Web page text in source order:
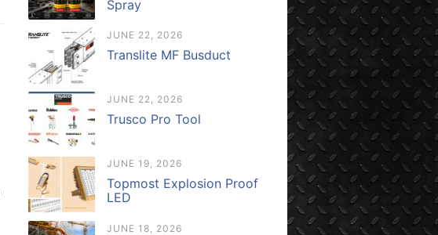
Spray
JUNE 22, 2026
Translite MF Busduct
JUNE 22, 2026
Trusco Pro Tool
JUNE 19, 2026
Topmost Explosion Proof
LED
JUNE 18, 2026